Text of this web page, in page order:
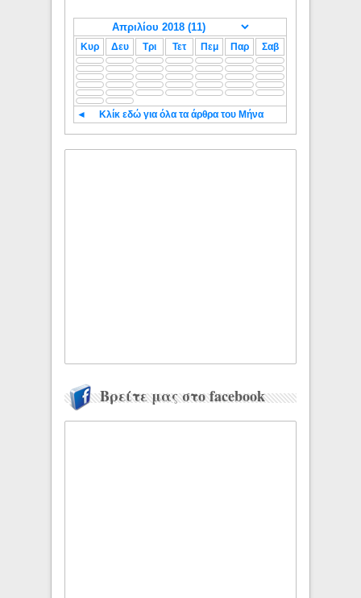
Κυρ Δευ Τρι Τετ Πεμ Παρ Σαβ
◄ Κλίκ εδώ για όλα τα άρθρα του Μήνα
Βρείτε μας στο facebook